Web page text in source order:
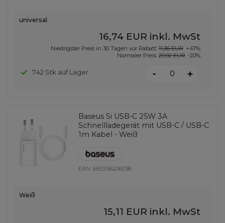
universal
16,74 EUR inkl. MwSt
Niedrigster Preis in 30 Tagen vor Rabatt: 11,36 EUR +47%
Normaler Preis: 20,92 EUR -20%
742 Stk auf Lager - +
Baseus Si USB-C 25W 3A
Schnellladegerät mit USB-C / USB-C
1m Kabel - Weiß
EAN:6953156206038
Weiß
15,11 EUR inkl. MwSt